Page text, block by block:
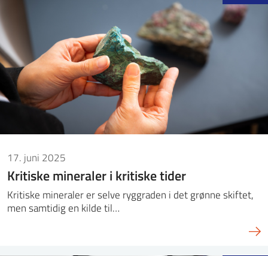
17. juni 2025
Kritiske mineraler i kritiske tider
Kritiske mineraler er selve ryggraden i det grønne skiftet,
men samtidig en kilde til…